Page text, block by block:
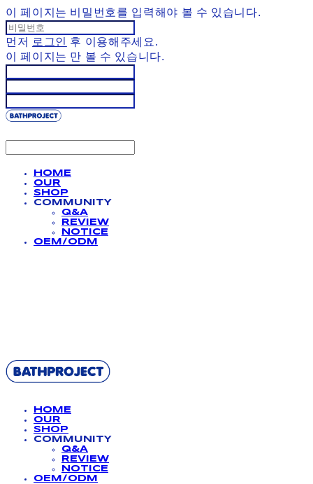
이 페이지는 비밀번호를 입력해야 볼 수 있습니다.
먼저 로그인 후 이용해주세요.
이 페이지는 만 볼 수 있습니다.
HOME
OUR
SHOP
COMMUNITY
Q&A
REVIEW
NOTICE
OEM/ODM
HOME
OUR
SHOP
COMMUNITY
Q&A
REVIEW
NOTICE
OEM/ODM